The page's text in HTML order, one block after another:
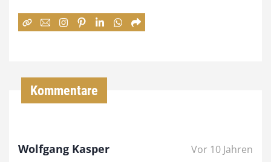
:
Kommentare
Wolfgang Kasper Vor 10 Jahren